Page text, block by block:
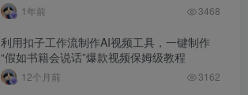
1年前 3468
利用扣子工作流制作AI视频工具，一键制作
“假如书籍会说话”爆款视频保姆级教程
12个月前 3162